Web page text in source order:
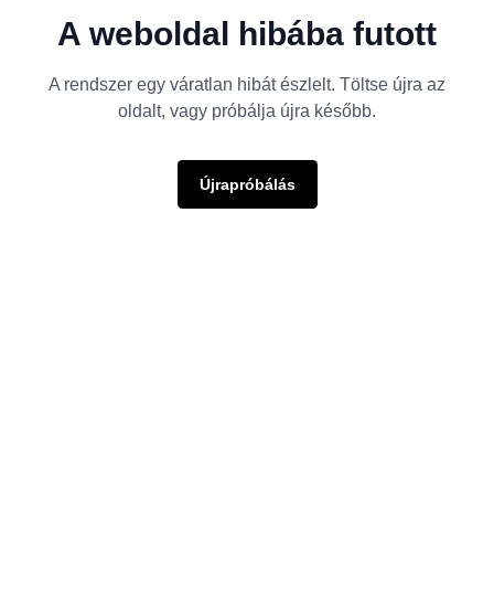
A weboldal hibába futott
A rendszer egy váratlan hibát észlelt. Töltse újra az
oldalt, vagy próbálja újra később.
Újrapróbálás